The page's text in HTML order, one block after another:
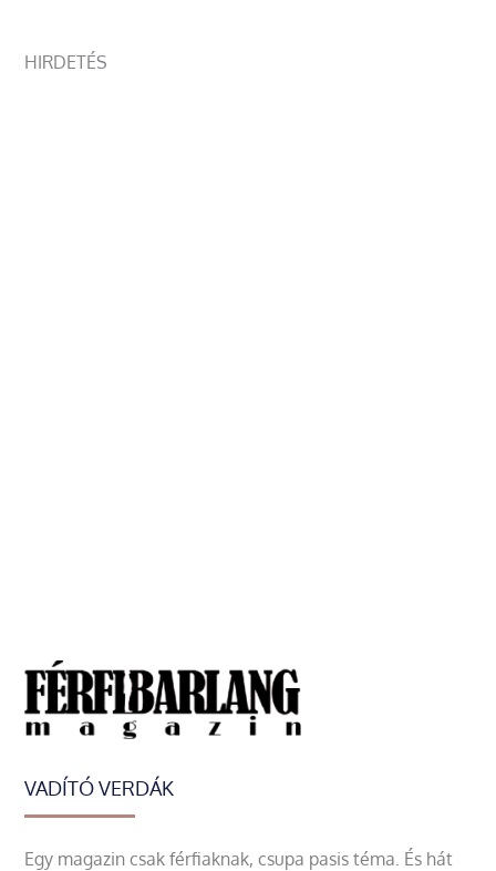
HIRDETÉS
VADÍTÓ VERDÁK
Egy magazin csak férfiaknak, csupa pasis téma. És hát